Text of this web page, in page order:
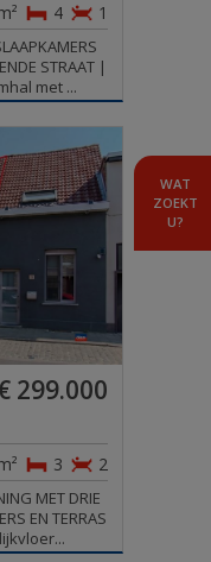
1
4
STRAAT |
met ...
299.000
2
3
MET DRIE
EN TERRAS
WAT
ZOEKT
U?